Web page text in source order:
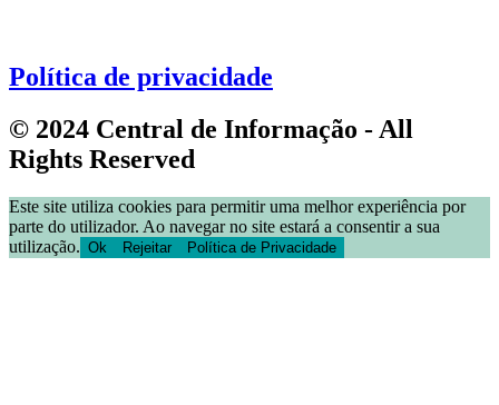
Política de privacidade
© 2024 Central de Informação - All
Rights Reserved
Este site utiliza cookies para permitir uma melhor experiência por
parte do utilizador. Ao navegar no site estará a consentir a sua
utilização. Ok Rejeitar Política de Privacidade